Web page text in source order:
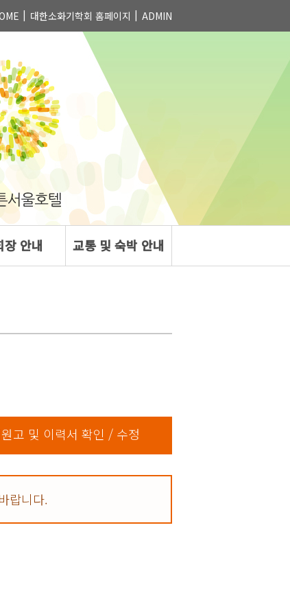
대한소화기학회 홈페이지 ADMIN
장 안내 교통 및 숙박 안내
고 및 이력서 확인 / 수정
랍니다.